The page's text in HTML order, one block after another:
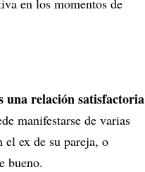
en los momentos de
una relación satisfactoria
manifestarse de varias
el ex de su pareja, o
bueno.